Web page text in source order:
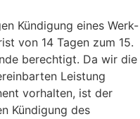
Kündigung eines Werk-
von 14 Tagen zum 15.
berechtigt. Da wir die
Leistung
vorhalten, ist der
Kündigung des